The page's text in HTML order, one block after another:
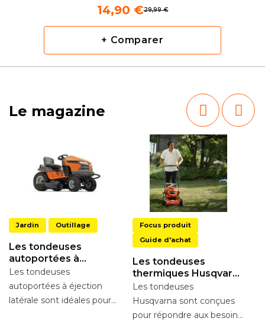
29,99 €
14,90 €
+ Comparer
Le magazine
Jardin Outillage
Les tondeuses
autoportées à
éjection latérale
Les tondeuses
autoportées à éjection
latérale sont idéales pour
Focus produit
Guide d'achat
Les tondeuses
thermiques Husqvarna
de la gamme LC
Les tondeuses
Husqvarna sont conçues
pour répondre aux besoins